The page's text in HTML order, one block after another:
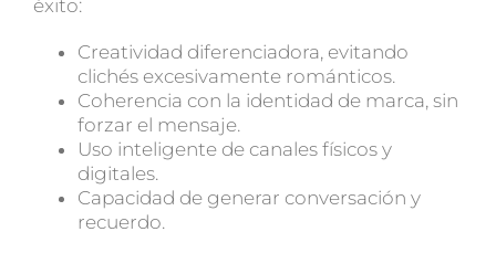
éxito:
Creatividad diferenciadora, evitando
clichés excesivamente románticos.
Coherencia con la identidad de marca, sin
forzar el mensaje.
Uso inteligente de canales físicos y
digitales.
Capacidad de generar conversación y
recuerdo.